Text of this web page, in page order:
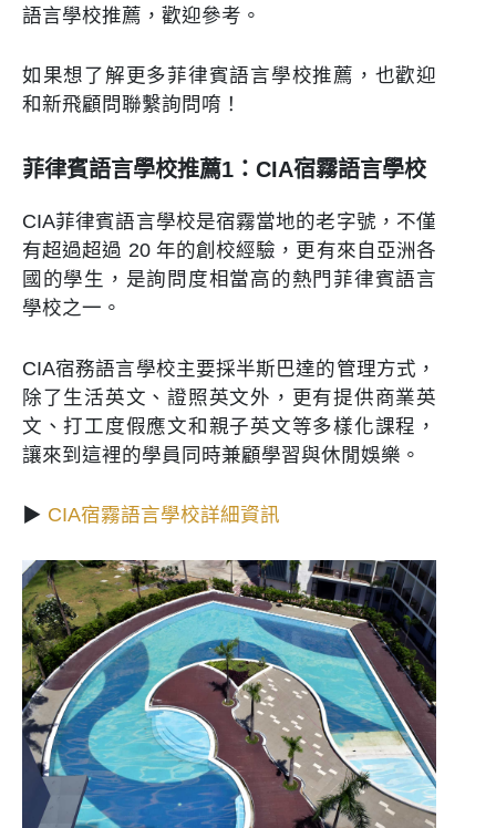
語言學校推薦，歡迎參考。
如果想了解更多菲律賓語言學校推薦，也歡迎
和新飛顧問聯繫詢問唷！
菲律賓語言學校推薦1：CIA宿霧語言學校
CIA菲律賓語言學校是宿霧當地的老字號，不僅
有超過超過 20 年的創校經驗，更有來自亞洲各
國的學生，是詢問度相當高的熱門菲律賓語言
學校之一。
CIA宿務語言學校主要採半斯巴達的管理方式，
除了生活英文、證照英文外，更有提供商業英
文、打工度假應文和親子英文等多樣化課程，
讓來到這裡的學員同時兼顧學習與休閒娛樂。
▶ CIA宿霧語言學校詳細資訊